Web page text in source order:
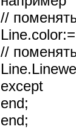
//
//
except
end;
end;